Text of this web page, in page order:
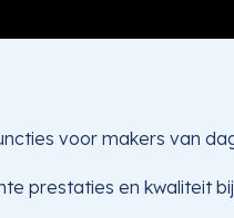
voor makers van
prestaties en kwaliteit